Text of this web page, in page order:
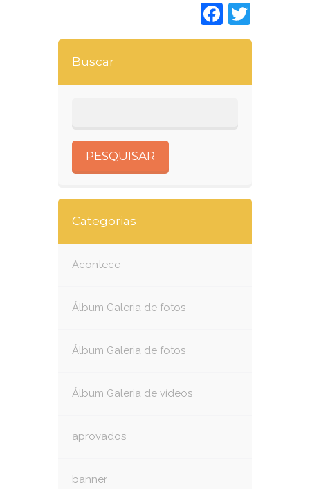
Buscar
Categorias
Acontece
Álbum Galeria de fotos
Álbum Galeria de fotos
Álbum Galeria de vídeos
aprovados
banner